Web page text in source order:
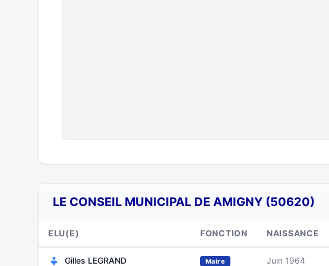
LE CONSEIL MUNICIPAL DE AMIGNY (50620)
ELU(E) FONCTION NAISSANCE
Gilles LEGRAND Maire Juin 1964